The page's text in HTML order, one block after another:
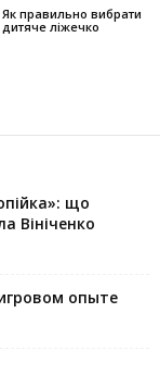
Як правильно вибрати
дитяче ліжечко
що
Вініченко
опыте